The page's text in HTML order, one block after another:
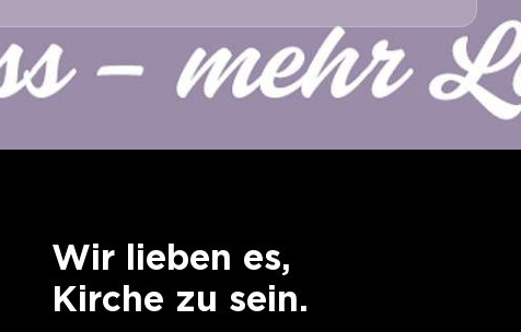
Wir lieben es,
Kirche zu sein.